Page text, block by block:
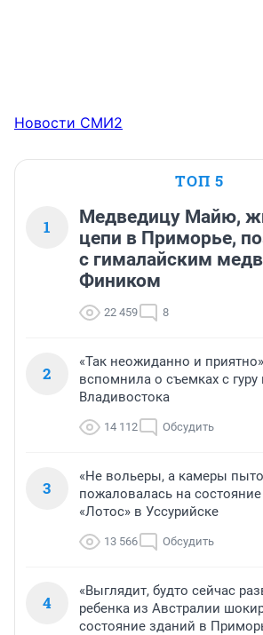
Новости СМИ2
ТОП 5
1
Медведицу Майю,
цепи в Приморье,
с гималайским
Фиником
22 459 8
2
«Так неожиданно и
вспомнила о съемках с
Владивостока
14 112 Обсудить
3
«Не вольеры, а камеры
пожаловалась на состояние
«Лотос» в Уссурийске
13 566 Обсудить
4
«Выглядит, будто сейчас
ребенка из Австралии
состояние зданий в